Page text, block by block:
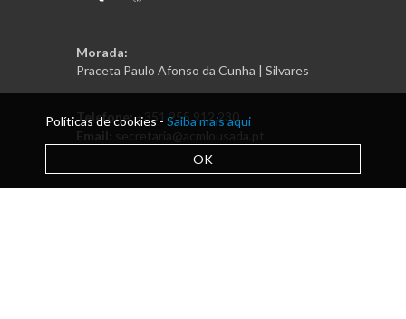
Morada:
Praceta Paulo Afonso da Cunha | Silvares
Telefone:+351 255 912 230
Email:
secretaria@acmlousada.pt
Políticas de cookies - Saiba mais aqui
OK